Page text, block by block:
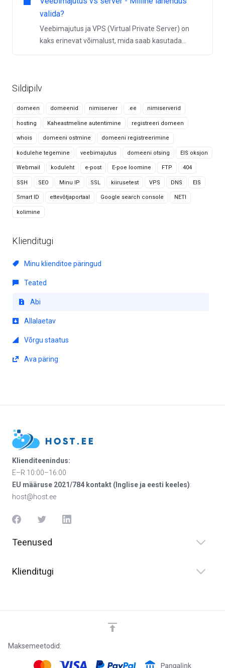
Sildipilv
domeen domeenid nimiserver .ee nimiserverid
hosting Kaheastmeline autentimine registreeri domeen
whois domeeni ostmine domeeni registreerimine
kodulehe tegemine veebimajutus domeeni otsing EIS oksjon
Webmail koduleht e-post E-poe loomine FTP 404
SSH SEO Minu IP SSL kiirusetest VPS DNS EIS
Smart ID ettevõtjaportaal Google search console NETI
kolimine
Klienditugi
Minu klienditoe päringud
Teated
Abi
Allalaetav
Võrgu staatus
Ava päring
valida?
Veebimajutus ja VPS (Virtual Private Server) on
kaks erinevat võimalust, mida saab kasutada...
Klienditeenindus:
E–R 10:00–16:00
EU määruse 2021/784 kontakt (Inglise ja eesti keeles):
host@host.ee
Teenused
Klienditugi
Maksemeetodid: